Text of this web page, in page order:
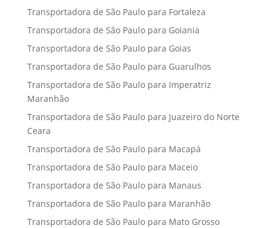
Transportadora de São Paulo para Fortaleza
Transportadora de São Paulo para Goiania
Transportadora de São Paulo para Goias
Transportadora de São Paulo para Guarulhos
Transportadora de São Paulo para Imperatriz
Maranhão
Transportadora de São Paulo para Juazeiro do Norte
Ceara
Transportadora de São Paulo para Macapá
Transportadora de São Paulo para Maceio
Transportadora de São Paulo para Manaus
Transportadora de São Paulo para Maranhão
Transportadora de São Paulo para Mato Grosso